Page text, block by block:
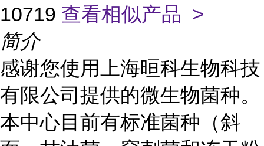
10719 查看相似产品 >
简介
感谢您使用上海晅科生物科技
有限公司提供的微生物菌种。
本中心目前有标准菌种（斜